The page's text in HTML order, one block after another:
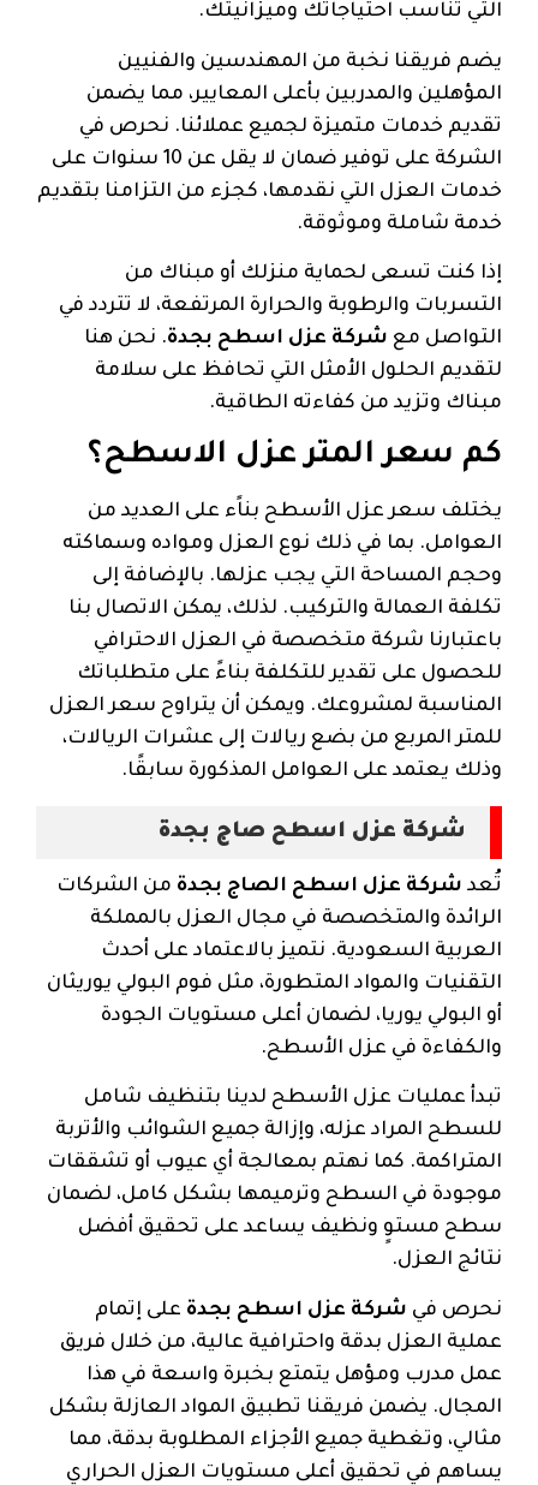
التي تناسب احتياجاتك وميزانيتك.
يضم فريقنا نخبة من المهندسين والفنيين
المؤهلين والمدربين بأعلى المعايير، مما يضمن
تقديم خدمات متميزة لجميع عملائنا. نحرص في
الشركة على توفير ضمان لا يقل عن 10 سنوات على
خدمات العزل التي نقدمها، كجزء من التزامنا بتقديم
خدمة شاملة وموثوقة.
إذا كنت تسعى لحماية منزلك أو مبناك من
التسربات والرطوبة والحرارة المرتفعة، لا تتردد في
التواصل مع شركة عزل اسطح بجدة. نحن هنا
لتقديم الحلول الأمثل التي تحافظ على سلامة
مبناك وتزيد من كفاءته الطاقية.
كم سعر المتر عزل الاسطح؟
يختلف سعر عزل الأسطح بناًء على العديد من
العوامل. بما في ذلك نوع العزل ومواده وسماكته
وحجم المساحة التي يجب عزلها. بالإضافة إلى
تكلفة العمالة والتركيب. لذلك، يمكن الاتصال بنا
باعتبارنا شركة متخصصة في العزل الاحترافي
للحصول على تقدير للتكلفة بناءً على متطلباتك
المناسبة لمشروعك. ويمكن أن يتراوح سعر العزل
للمتر المربع من بضع ريالات إلى عشرات الريالات،
وذلك يعتمد على العوامل المذكورة سابقًا.
شركة عزل اسطح صاج بجدة
تُعد شركة عزل اسطح الصاج بجدة من الشركات
الرائدة والمتخصصة في مجال العزل بالمملكة
العربية السعودية. نتميز بالاعتماد على أحدث
التقنيات والمواد المتطورة، مثل فوم البولي يوريثان
أو البولي يوريا، لضمان أعلى مستويات الجودة
والكفاءة في عزل الأسطح.
تبدأ عمليات عزل الأسطح لدينا بتنظيف شامل
للسطح المراد عزله، وإزالة جميع الشوائب والأتربة
المتراكمة. كما نهتم بمعالجة أي عيوب أو تشققات
موجودة في السطح وترميمها بشكل كامل، لضمان
سطح مستوٍ ونظيف يساعد على تحقيق أفضل
نتائج العزل.
نحرص في شركة عزل اسطح بجدة على إتمام
عملية العزل بدقة واحترافية عالية، من خلال فريق
عمل مدرب ومؤهل يتمتع بخبرة واسعة في هذا
المجال. يضمن فريقنا تطبيق المواد العازلة بشكل
مثالي، وتغطية جميع الأجزاء المطلوبة بدقة، مما
يساهم في تحقيق أعلى مستويات العزل الحراري